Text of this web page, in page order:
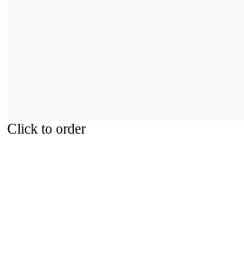
Click to order